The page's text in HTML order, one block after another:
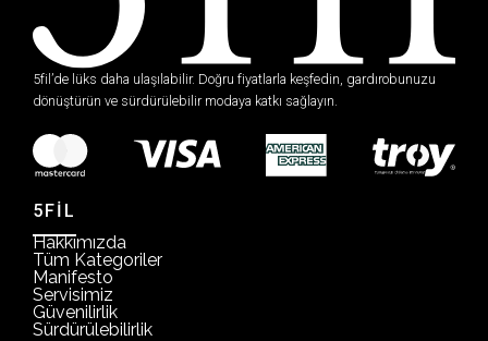
5fil’de lüks daha ulaşılabilir. Doğru fiyatlarla keşfedin, gardırobunuzu
dönüştürün ve sürdürülebilir modaya katkı sağlayın.
5FİL
Hakkımızda
Tüm Kategoriler
Manifesto
Servisimiz
Güvenilirlik
Sürdürülebilirlik